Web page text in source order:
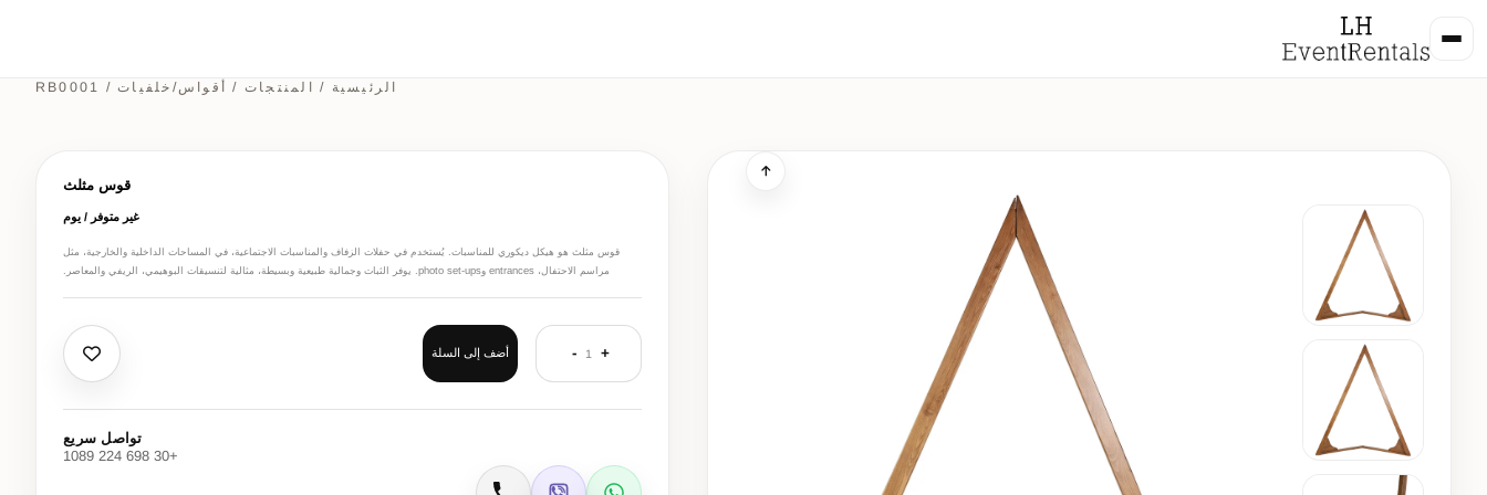
الرئيسية / المنتجات / أقواس/خلفيات/ RB0001
قوس مثلث
غير متوفر / يوم
قوس مثلث هو هيكل ديكوري للمناسبات. يُستخدم في حفلات الزفاف والمناسبات الاجتماعية، في المساحات الداخلية والخارجية، مثل
مراسم الاحتفال، entrances وphoto set-ups. يوفر الثبات وجمالية طبيعية وبسيطة، مثالية لتنسيقات البوهيمي، الريفي والمعاصر.
+
1
- أضف إلى السلة
تواصل سريع
+30 698 224 1089